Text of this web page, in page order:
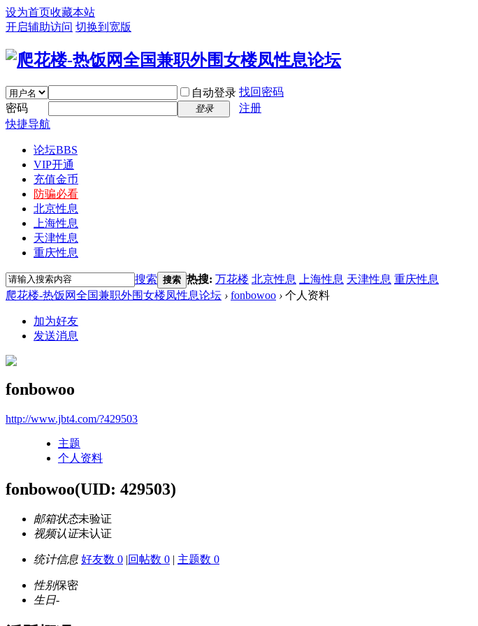
设为首页收藏本站
开启辅助访问 切换到宽版
自动登录 找回密码
密码
登录
注册
快捷导航
论坛BBS
VIP开通
充值金币
防骗必看
北京性息
上海性息
天津性息
重庆性息
搜索 搜索 热搜: 万花楼 北京性息 上海性息 天津性息 重庆性息
爬花楼-热饭网全国兼职外围女楼凤性息论坛 › fonbowoo › 个人资料
加为好友
发送消息
fonbowoo
http://www.jbt4.com/?429503
主题
个人资料
fonbowoo(UID: 429503)
邮箱状态未验证
视频认证未认证
统计信息 好友数 0 |回帖数 0 | 主题数 0
性别保密
生日-